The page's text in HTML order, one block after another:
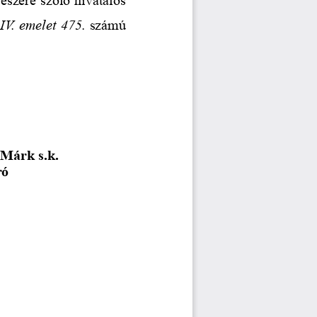
emelet 475 számú
s.k.